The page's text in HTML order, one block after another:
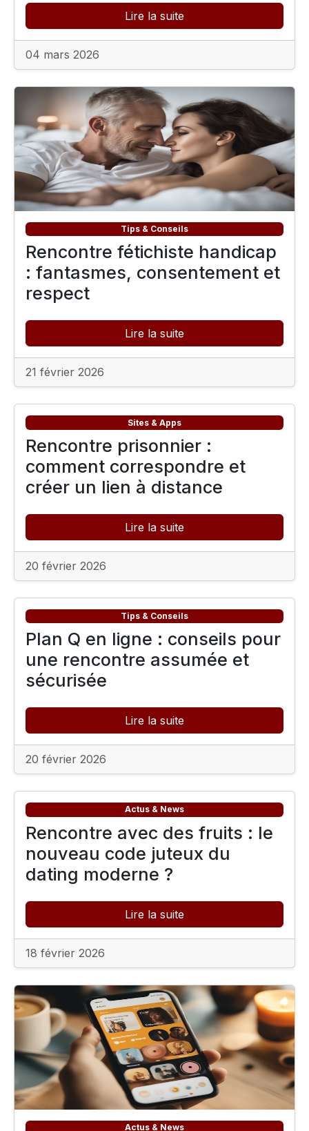
Lire la suite
04 mars 2026
Tips & Conseils
Rencontre fétichiste handicap
: fantasmes, consentement et
respect
Lire la suite
21 février 2026
Sites & Apps
Rencontre prisonnier :
comment correspondre et
créer un lien à distance
Lire la suite
20 février 2026
Tips & Conseils
Plan Q en ligne : conseils pour
une rencontre assumée et
sécurisée
Lire la suite
20 février 2026
Actus & News
Rencontre avec des fruits : le
nouveau code juteux du
dating moderne ?
Lire la suite
18 février 2026
Actus & News